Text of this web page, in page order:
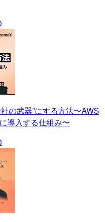
の武器”にする方法〜AWS
導入する仕組み〜